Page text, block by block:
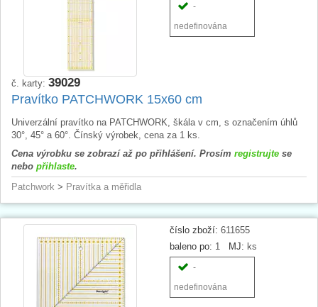
-
nedefinována
č. karty: 39029
Pravítko PATCHWORK 15x60 cm
Univerzální pravítko na PATCHWORK, škála v cm, s označením úhlů
30°, 45° a 60°. Čínský výrobek, cena za 1 ks.
Cena výrobku se zobrazí až po přihlášení. Prosím registrujte se
nebo přihlaste.
Patchwork > Pravítka a měřidla
číslo zboží: 611655
baleno po: 1 MJ: ks
-
nedefinována